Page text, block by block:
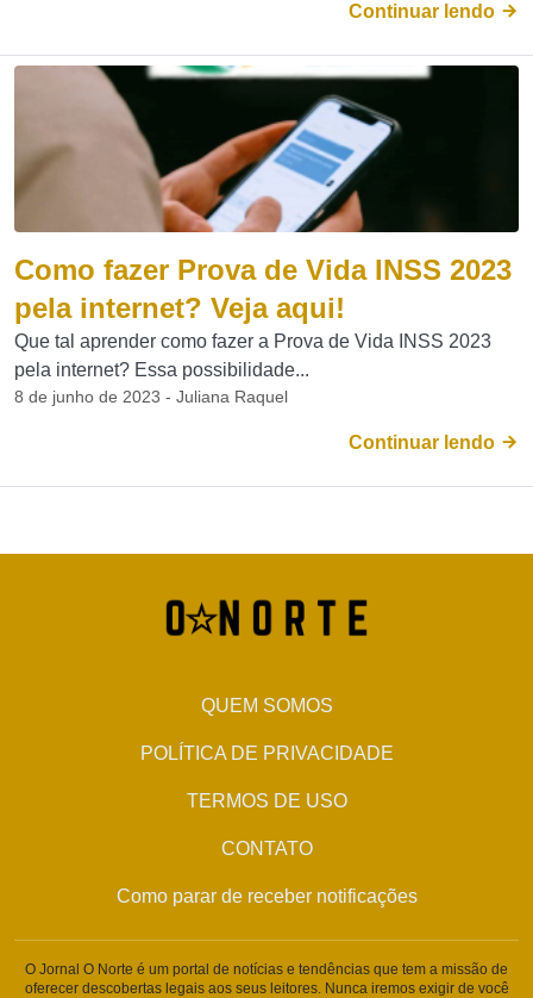
Continuar lendo
Como fazer Prova de Vida INSS 2023
pela internet? Veja aqui!
Que tal aprender como fazer a Prova de Vida INSS 2023
pela internet? Essa possibilidade...
8 de junho de 2023 - Juliana Raquel
Continuar lendo
QUEM SOMOS
POLÍTICA DE PRIVACIDADE
TERMOS DE USO
CONTATO
Como parar de receber notificações
O Jornal O Norte é um portal de notícias e tendências que tem a missão de
oferecer descobertas legais aos seus leitores. Nunca iremos exigir de você